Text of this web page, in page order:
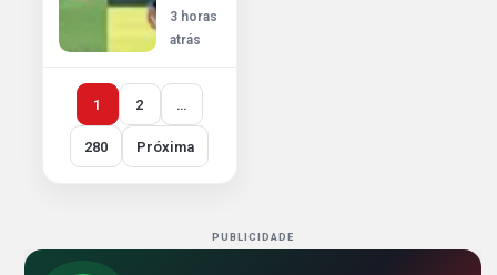
3 horas
atrás
1 2 …
280 Próxima
PUBLICIDADE